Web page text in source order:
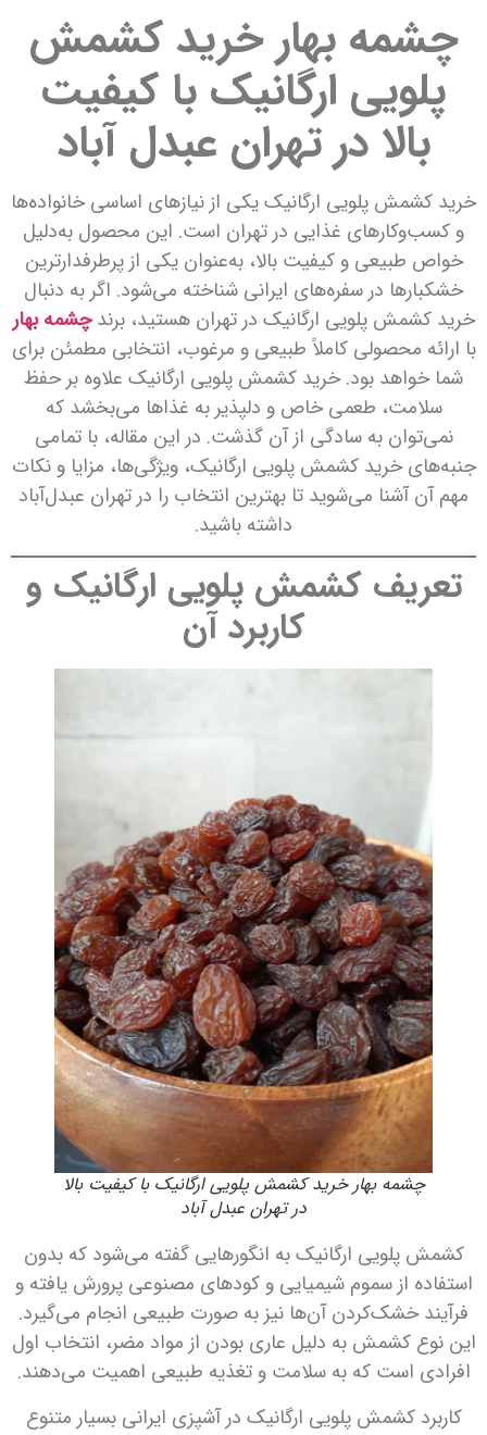
چشمه بهار خرید کشمش
پلویی ارگانیک با کیفیت
بالا در تهران عبدل‌ آباد
خرید کشمش پلویی ارگانیک یکی از نیازهای اساسی خانواده‌ها
و کسب‌وکارهای غذایی در تهران است. این محصول به‌دلیل
خواص طبیعی و کیفیت بالا، به‌عنوان یکی از پرطرفدارترین
خشکبارها در سفره‌های ایرانی شناخته می‌شود. اگر به دنبال
خرید کشمش پلویی ارگانیک در تهران هستید، برندچشمه بهار
با ارائه محصولی کاملاً طبیعی و مرغوب، انتخابی مطمئن برای
شما خواهد بود. خرید کشمش پلویی ارگانیک علاوه بر حفظ
سلامت، طعمی خاص و دلپذیر به غذاها می‌بخشد که
نمی‌توان به سادگی از آن گذشت. در این مقاله، با تمامی
جنبه‌های خرید کشمش پلویی ارگانیک، ویژگی‌ها، مزایا و نکات
مهم آن آشنا می‌شوید تا بهترین انتخاب را در تهران عبدل‌آباد
داشته باشید.
تعریف کشمش پلویی ارگانیک و
کاربرد آن
چشمه بهار خرید کشمش پلویی ارگانیک با کیفیت بالا
در تهران عبدل‌ آباد
کشمش پلویی ارگانیک به انگورهایی گفته می‌شود که بدون
استفاده از سموم شیمیایی و کودهای مصنوعی پرورش یافته و
فرآیند خشک‌کردن آن‌ها نیز به صورت طبیعی انجام می‌گیرد.
این نوع کشمش به دلیل عاری بودن از مواد مضر، انتخاب اول
افرادی است که به سلامت و تغذیه طبیعی اهمیت می‌دهند.
کاربرد کشمش پلویی ارگانیک در آشپزی ایرانی بسیار متنوع